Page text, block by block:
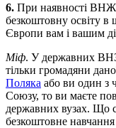
6. При наявності
безкоштовну освіту в
Європи вам і вашим
Міф. У державних
тільки громадяни
Поляка або ви один з
Союзу, то ви маєте
державних вузах. Що
безкоштовне